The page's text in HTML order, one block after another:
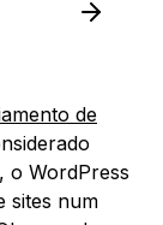
de
o WordPress
sites num